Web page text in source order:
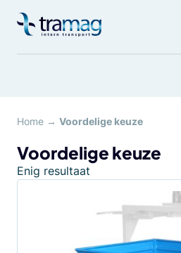
naar
Home → Voordelige keuze
Voordelige keuze
Enig resultaat